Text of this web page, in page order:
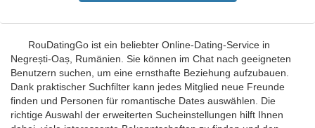
RouDatingGo ist ein beliebter Online-Dating-Service in
Negrești-Oaș, Rumänien. Sie können im Chat nach geeigneten
Benutzern suchen, um eine ernsthafte Beziehung aufzubauen.
Dank praktischer Suchfilter kann jedes Mitglied neue Freunde
finden und Personen für romantische Dates auswählen. Die
richtige Auswahl der erweiterten Sucheinstellungen hilft Ihnen